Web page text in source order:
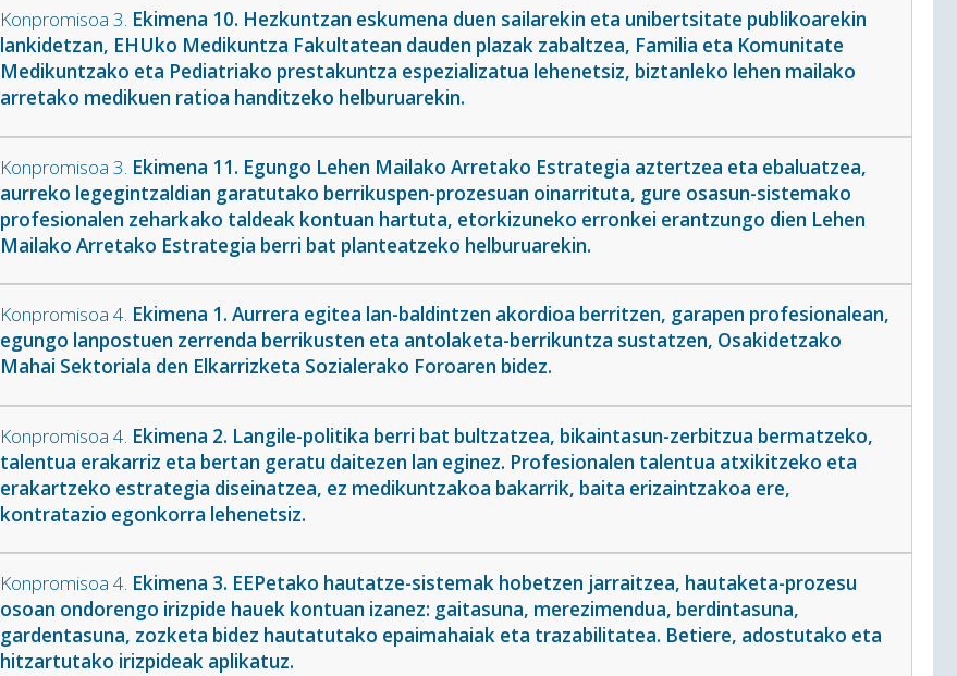
Konpromisoa 3. Ekimena 10. Hezkuntzan eskumena duen sailarekin eta unibertsitate publikoarekin
lankidetzan, EHUko Medikuntza Fakultatean dauden plazak zabaltzea, Familia eta Komunitate
Medikuntzako eta Pediatriako prestakuntza espezializatua lehenetsiz, biztanleko lehen mailako
arretako medikuen ratioa handitzeko helburuarekin.
Konpromisoa 3. Ekimena 11. Egungo Lehen Mailako Arretako Estrategia aztertzea eta ebaluatzea,
aurreko legegintzaldian garatutako berrikuspen-prozesuan oinarrituta, gure osasun-sistemako
profesionalen zeharkako taldeak kontuan hartuta, etorkizuneko erronkei erantzungo dien Lehen
Mailako Arretako Estrategia berri bat planteatzeko helburuarekin.
Konpromisoa 4. Ekimena 1. Aurrera egitea lan-baldintzen akordioa berritzen, garapen profesionalean,
egungo lanpostuen zerrenda berrikusten eta antolaketa-berrikuntza sustatzen, Osakidetzako
Mahai Sektoriala den Elkarrizketa Sozialerako Foroaren bidez.
Konpromisoa 4. Ekimena 2. Langile-politika berri bat bultzatzea, bikaintasun-zerbitzua bermatzeko,
talentua erakarriz eta bertan geratu daitezen lan eginez. Profesionalen talentua atxikitzeko eta
erakartzeko estrategia diseinatzea, ez medikuntzakoa bakarrik, baita erizaintzakoa ere,
kontratazio egonkorra lehenetsiz.
Konpromisoa 4. Ekimena 3. EEPetako hautatze-sistemak hobetzen jarraitzea, hautaketa-prozesu
osoan ondorengo irizpide hauek kontuan izanez: gaitasuna, merezimendua, berdintasuna,
gardentasuna, zozketa bidez hautatutako epaimahaiak eta trazabilitatea. Betiere, adostutako eta
hitzartutako irizpideak aplikatuz.